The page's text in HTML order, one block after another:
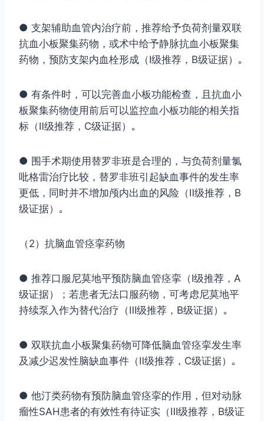
● 支架辅助血管内治疗前，推荐给予负荷剂量双联
抗血小板聚集药物，或术中给予静脉抗血小板聚集
药物，预防支架内血栓形成（Ⅰ级推荐，B级证据）｡
● 有条件时，可以完善血小板功能检查，且抗血小
板聚集药物使用前后可以监控血小板功能的相关指
标（Ⅱ级推荐，C级证据）｡
● 围手术期使用替罗非班是合理的，与负荷剂量氯
吡格雷治疗比较，替罗非班引起缺血事件的发生率
更低，同时并不增加颅内出血的风险（Ⅱ级推荐，B
级证据）｡
（2）抗脑血管痉挛药物
● 推荐口服尼莫地平预防脑血管痉挛（Ⅰ级推荐，A
级证据）；若患者无法口服药物，可考虑尼莫地平
持续泵入作为替代治疗（Ⅲ级推荐，B级证据）｡
● 双联抗血小板聚集药物可降低脑血管痉挛发生率
及减少迟发性脑缺血事件（Ⅱ级推荐，C级证据）｡
● 他汀类药物有预防脑血管痉挛的作用，但对动脉
瘤性SAH患者的有效性有待证实（Ⅲ级推荐，B级证